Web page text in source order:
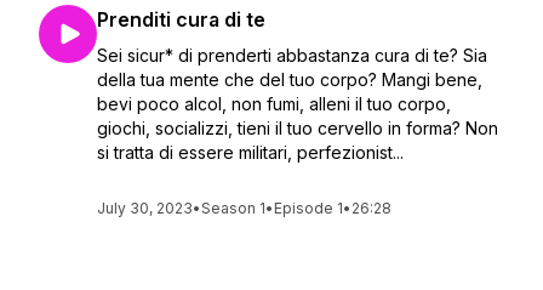
Prenditi cura di te
Sei sicur* di prenderti abbastanza cura di te? Sia
della tua mente che del tuo corpo? Mangi bene,
bevi poco alcol, non fumi, alleni il tuo corpo,
giochi, socializzi, tieni il tuo cervello in forma? Non
si tratta di essere militari, perfezionist...
July 30, 2023•Season 1• Episode 1• 26:28